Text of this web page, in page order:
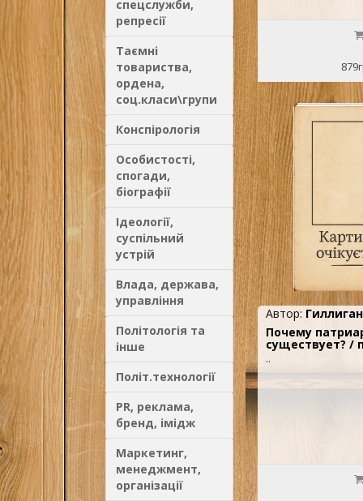
спецслужби,
репресії
Таємні
товариства,
ордена,
соц.класи\групи
Конспірологія
Особистості,
спогади,
біографії
Ідеології,
суспільний
устрій
Влада, держава,
управління
Політологія та
інше
Політ.технології
PR, реклама,
бренд, імідж
Маркетинг,
менеджмент,
організації
Автор:
Почему
существует? /
..